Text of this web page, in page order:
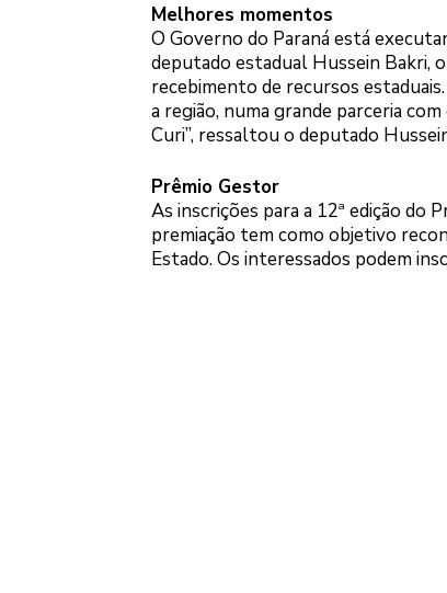
Melhores momentos
O Governo do Paraná está
deputado estadual Hussein Bakri,
recebimento de recursos
a região, numa grande parceria
Curi”, ressaltou o deputado
Prêmio Gestor
As inscrições para a 12ª edição do
premiação tem como objetivo
Estado. Os interessados podem